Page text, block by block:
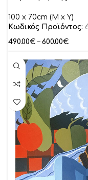
100 x 70cm (M x Y)
Κωδικός Προϊόντος:
490.00€ – 600.00€